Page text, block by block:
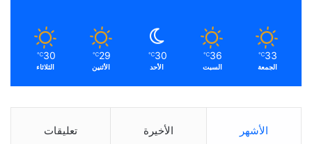
33
℃
الجمعة
36
℃
السبت
30
℃
الأحد
29
℃
الأثنين
30
℃
الثلاثاء
الأشهر الأخيرة تعليقات